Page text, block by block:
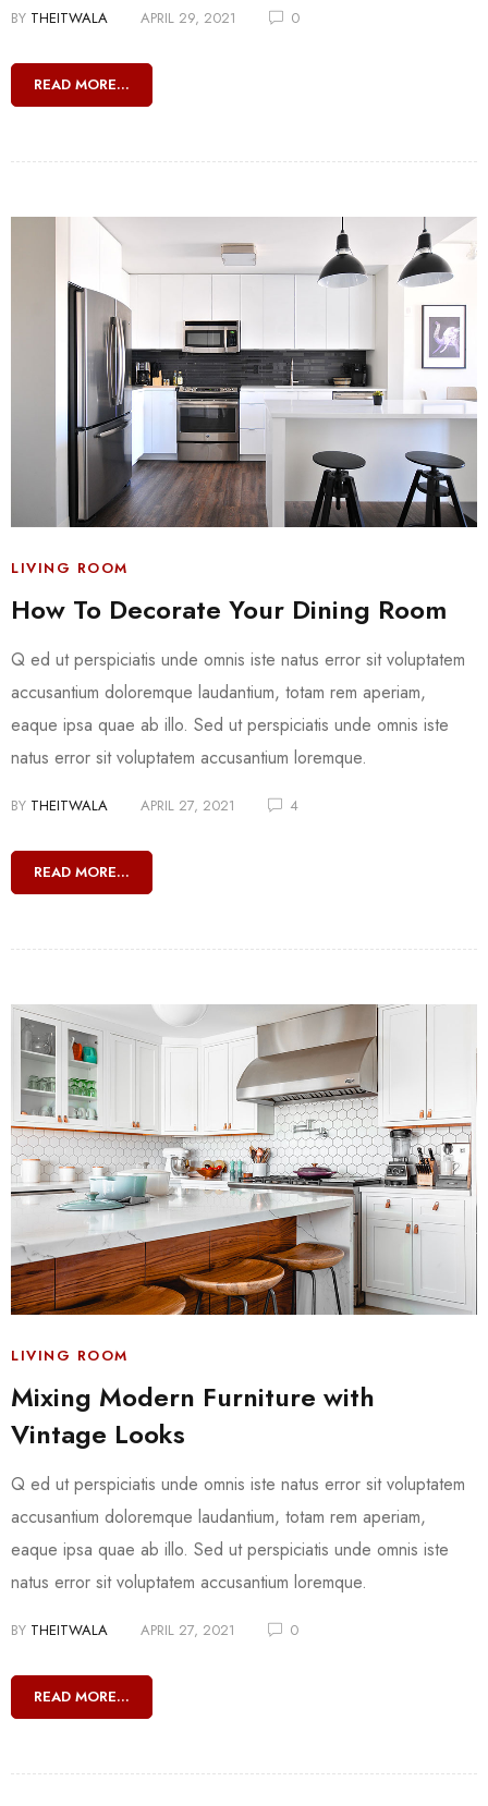
BY THEITWALA APRIL 29, 2021 0
READ MORE...
LIVING ROOM
How To Decorate Your Dining Room
Q ed ut perspiciatis unde omnis iste natus error sit voluptatem
accusantium doloremque laudantium, totam rem aperiam,
eaque ipsa quae ab illo. Sed ut perspiciatis unde omnis iste
natus error sit voluptatem accusantium loremque.
BY THEITWALA APRIL 27, 2021 4
READ MORE...
LIVING ROOM
Mixing Modern Furniture with
Vintage Looks
Q ed ut perspiciatis unde omnis iste natus error sit voluptatem
accusantium doloremque laudantium, totam rem aperiam,
eaque ipsa quae ab illo. Sed ut perspiciatis unde omnis iste
natus error sit voluptatem accusantium loremque.
BY THEITWALA APRIL 27, 2021 0
READ MORE...